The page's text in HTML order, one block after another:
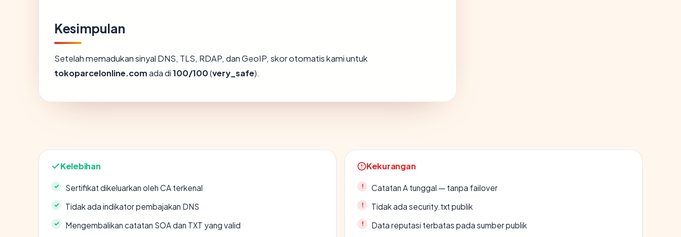
Kesimpulan
Setelah memadukan sinyal DNS, TLS, RDAP, dan GeoIP, skor otomatis kami untuk
tokoparcelonline.comada di100/100(very_safe).
Kelebihan
Sertifikat dikeluarkan oleh CA terkenal
Tidak ada indikator pembajakan DNS
Mengembalikan catatan SOA dan TXT yang valid
Kekurangan
Catatan A tunggal — tanpa failover
Tidak ada security.txt publik
Data reputasi terbatas pada sumber publik